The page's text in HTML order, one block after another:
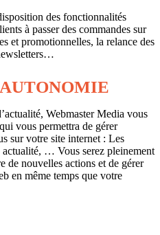
des fonctionnalités
à passer des commandes sur
et promotionnelles, la relance des
Webmaster Media vous
vous permettra de gérer
sur votre site internet : Les
actualité, … Vous serez pleinement
de nouvelles actions et de gérer
en même temps que votre